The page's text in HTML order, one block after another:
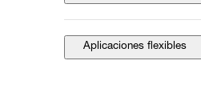
Aplicaciones flexibles